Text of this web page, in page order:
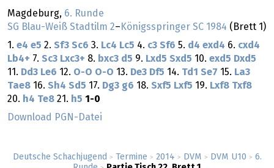
Deutsche Schachjugend > Termine > 2014 > DVM > DVM U10 > 6.
Magdeburg, 6. Runde
SG Blau-Weiß Stadtilm 2– Königsspringer SC 1984 (Brett 1)
1. e4 e5 2. Sf3 Sc6 3. Lc4 Lc5 4. c3 Sf6 5. d4 exd4 6. cxd4
Lb4+ 7. Sc3 Lxc3+ 8. bxc3 d5 9. Lxd5 Sxd5 10. exd5 Dxd5
11. Dd3 Le6 12. O-O O-O 13. De3 Df5 14. Td1 Se7 15. La3
Tae8 16. Sh4 Sd5 17. Dg3 g6 18. Sxf5 Lxf5 19. Lxf8 Txf8
20. h4 Te8 21. h5 1-0
Download PGN-Datei